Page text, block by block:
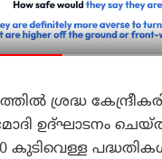
ശ്രദ്ധ
മോദി ഉദ്ഘാടനം
കുടിവെള്ള